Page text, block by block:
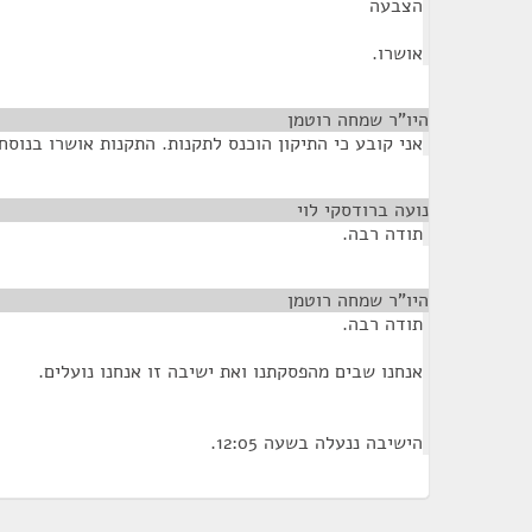
הצבעה
אושרו.
היו"ר שמחה רוטמן
אני קובע כי התיקון הוכנס לתקנות. התקנות אושרו
נועה ברודסקי לוי
תודה רבה.
היו"ר שמחה רוטמן
תודה רבה.
אנחנו שבים מהפסקתנו ואת ישיבה זו אנחנו נועלים.
הישיבה ננעלה בשעה 12:05.